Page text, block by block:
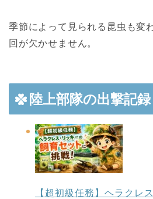
季節によって見られる昆虫も変
回が欠かせません。
陸上部隊の出撃記録
【超初級任務】ヘラクレ